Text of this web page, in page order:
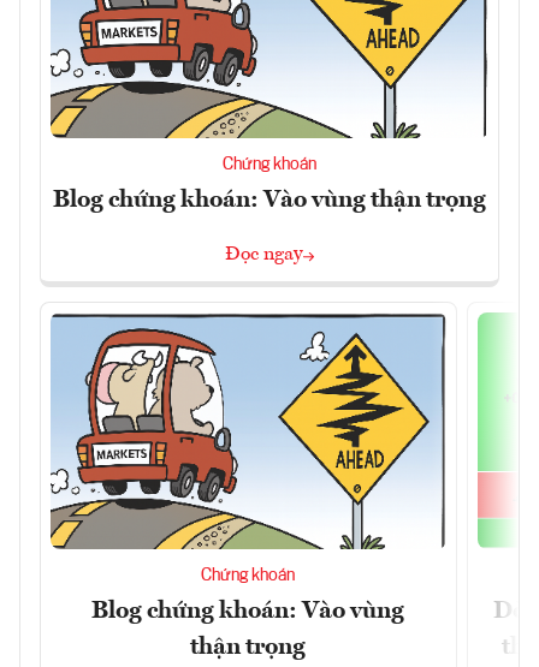
Chứng khoán
Blog chứng khoán: Vào vùng thận trọng
Đọc ngay
Chứng khoán
Blog chứng khoán: Vào vùng
thận trọng
thị